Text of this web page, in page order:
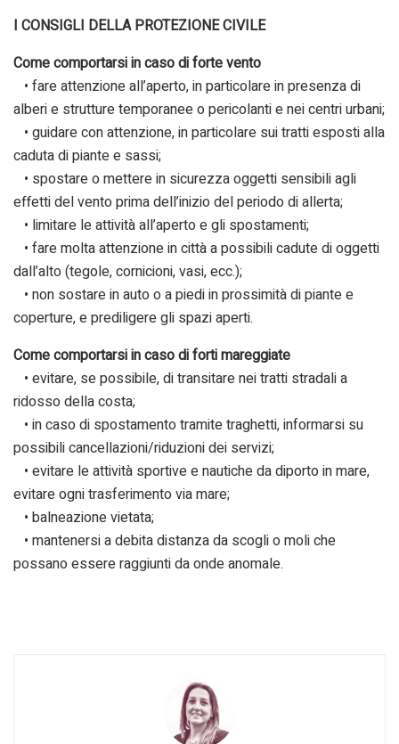
I CONSIGLI DELLA PROTEZIONE CIVILE
Come comportarsi in caso di forte vento
• fare attenzione all’aperto, in particolare in presenza di
alberi e strutture temporanee o pericolanti e nei centri urbani;
• guidare con attenzione, in particolare sui tratti esposti alla
caduta di piante e sassi;
• spostare o mettere in sicurezza oggetti sensibili agli
effetti del vento prima dell’inizio del periodo di allerta;
• limitare le attività all’aperto e gli spostamenti;
• fare molta attenzione in città a possibili cadute di oggetti
dall’alto (tegole, cornicioni, vasi, ecc.);
• non sostare in auto o a piedi in prossimità di piante e
coperture, e prediligere gli spazi aperti.
Come comportarsi in caso di forti mareggiate
• evitare, se possibile, di transitare nei tratti stradali a
ridosso della costa;
• in caso di spostamento tramite traghetti, informarsi su
possibili cancellazioni/riduzioni dei servizi;
• evitare le attività sportive e nautiche da diporto in mare,
evitare ogni trasferimento via mare;
• balneazione vietata;
• mantenersi a debita distanza da scogli o moli che
possano essere raggiunti da onde anomale.